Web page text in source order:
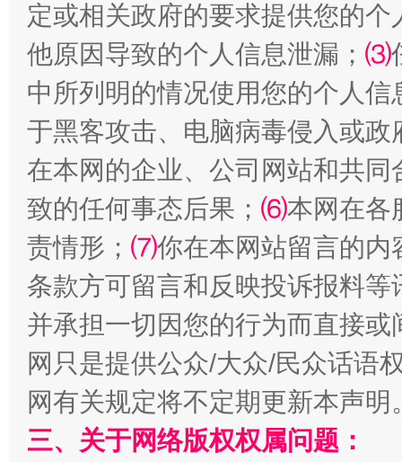
揭批美国五大"原罪" "炒
定或相关政府的要求提供您的个
他原因导致的个人信息泄漏； ⑶
中所列明的情况使用您的个人
于黑客攻击、电脑病毒侵入或
在本网的企业、公司网站和共
致的任何事态后果； ⑹本网在各
责情形； ⑺你在本网站留言的内
条款方可留言和反映投诉报料
并承担一切因您的行为而直接
网只是提供公众/大众/民众话语
网有关规定将不定期更新本声明
三、关于网络版权权属问题：